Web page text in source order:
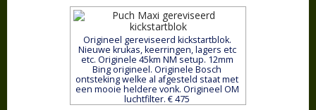
Origineel gereviseerd kickstartblok.
Nieuwe krukas, keerringen, lagers etc
etc. Originele 45km NM setup. 12mm
Bing origineel. Originele Bosch
ontsteking welke al afgesteld staat met
een mooie heldere vonk. Origineel OM
luchtfilter. € 475